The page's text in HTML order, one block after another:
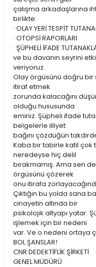
çalışma arkadaşlarına
birlikte:
· OLAY YERİ TESPİT
· OTOPSİ RAPORLARI
· ŞÜPHELİ İFADE
ve bu davanın seyrini
veriyoruz.
Olay örgüsünü doğru
itiraf etmek
zorunda kalacağını
olduğu hususunda
eminiz. Şüpheli ifade
belgelerle illiyet
bağını çözdüğün
Kaba bir tabirle katil çok
neredeyse hiç delil
bırakmamış. Ama sen
örgüsünü çözerek
onu itirafa
Çıktığın bu yolda sana
cinayetin altında bir
psikolojik altyapı yatar.
işlemek için bir nedeni
var. Ve o nedeni ortaya
BOL ŞANSLAR!
CNR DEDEKTİFLİK ŞİRKETİ
GENEL MÜDÜRÜ